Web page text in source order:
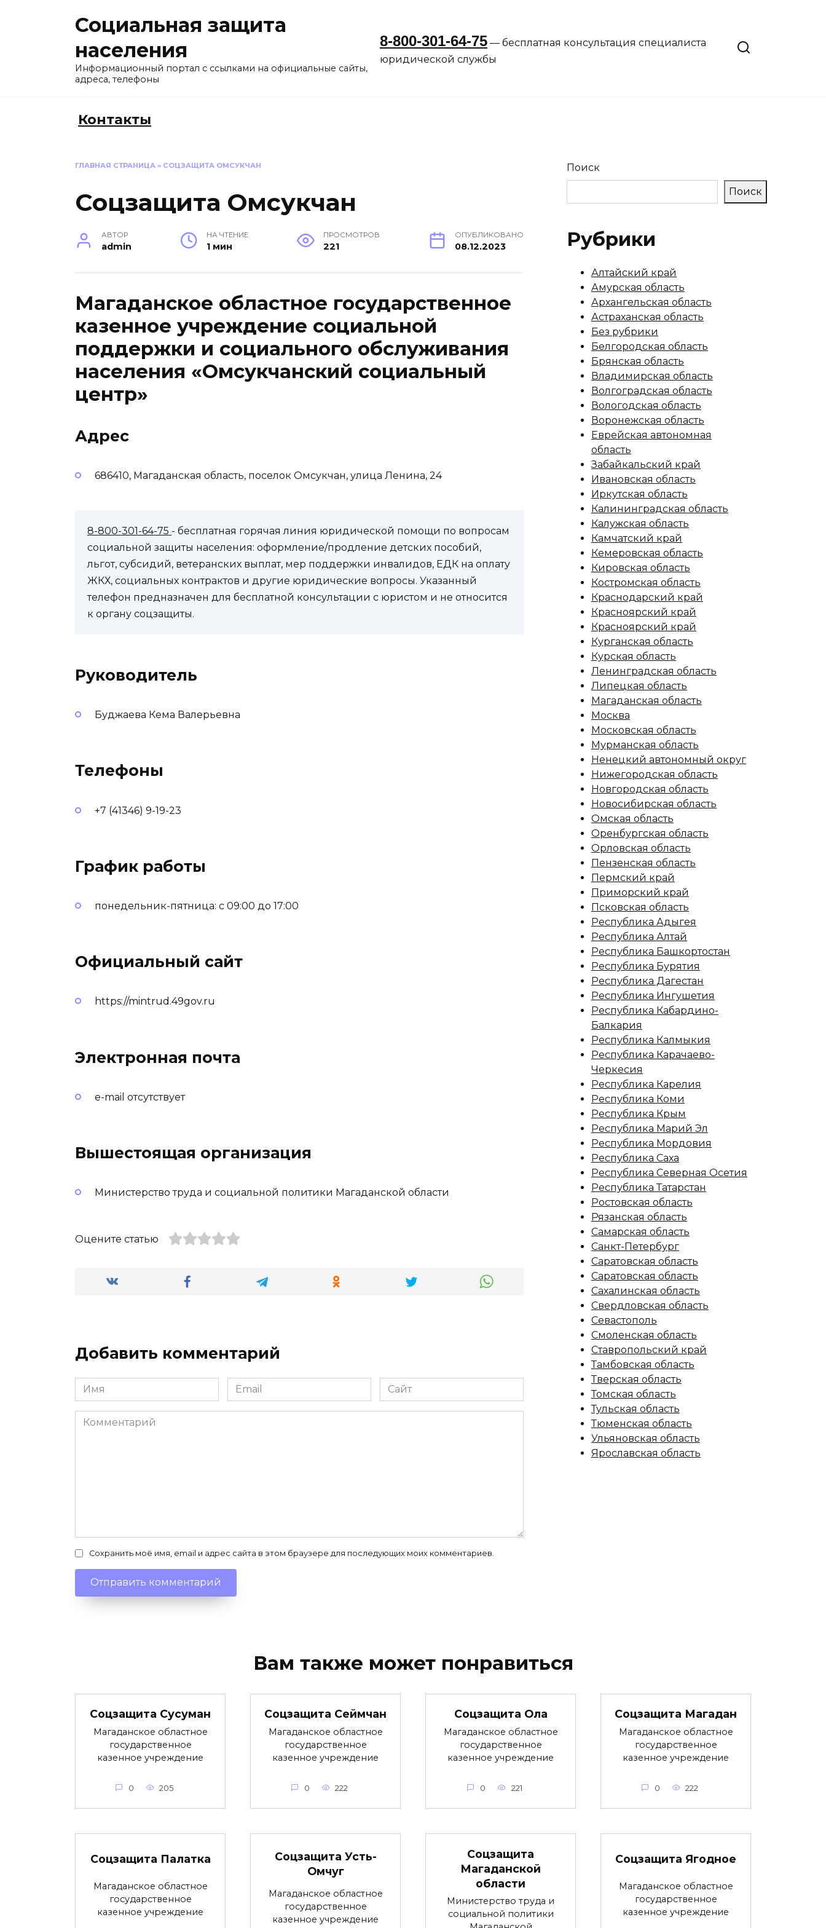
Социальная защита
населения
Информационный портал с ссылками на официальные сайты,
адреса, телефоны
8-800-301-64-75— бесплатная консультация специалиста
юридической службы
Контакты
ГЛАВНАЯ СТРАНИЦА » СОЦЗАЩИТА ОМСУКЧАН
Соцзащита Омсукчан
АВТОР
admin
НА ЧТЕНИЕ
1 мин
ПРОСМОТРОВ
221
ОПУБЛИКОВАНО
08.12.2023
Магаданское областное государственное
казенное учреждение социальной
поддержки и социального обслуживания
населения «Омсукчанский социальный
центр»
Адрес
686410, Магаданская область, поселок Омсукчан, улица Ленина, 24
8-800-301-64-75 - бесплатная горячая линия юридической помощи по вопросам
социальной защиты населения: оформление/продление детских пособий,
льгот, субсидий, ветеранских выплат, мер поддержки инвалидов, ЕДК на оплату
ЖКХ, социальных контрактов и другие юридические вопросы. Указанный
телефон предназначен для бесплатной консультации с юристом и не относится
к органу соцзащиты.
Руководитель
Буджаева Кема Валерьевна
Телефоны
+7 (41346) 9-19-23
График работы
понедельник-пятница: с 09:00 до 17:00
Официальный сайт
https://mintrud.49gov.ru
Электронная почта
e-mail отсутствует
Вышестоящая организация
Министерство труда и социальной политики Магаданской области
Оцените статью
Добавить комментарий
Имя
*
Email
*
Сайт
Комментарий
Сохранить моё имя, email и адрес сайта в этом браузере для последующих моих комментариев.
Поиск
Поиск
Рубрики
Алтайский край
Амурская область
Архангельская область
Астраханская область
Без рубрики
Белгородская область
Брянская область
Владимирская область
Волгоградская область
Вологодская область
Воронежская область
Еврейская автономная
область
Забайкальский край
Ивановская область
Иркутская область
Калининградская область
Калужская область
Камчатский край
Кемеровская область
Кировская область
Костромская область
Краснодарский край
Красноярский край
Красноярский край
Курганская область
Курская область
Ленинградская область
Липецкая область
Магаданская область
Москва
Московская область
Мурманская область
Ненецкий автономный округ
Нижегородская область
Новгородская область
Новосибирская область
Омская область
Оренбургская область
Орловская область
Пензенская область
Пермский край
Приморский край
Псковская область
Республика Адыгея
Республика Алтай
Республика Башкортостан
Республика Бурятия
Республика Дагестан
Республика Ингушетия
Республика Кабардино-
Балкария
Республика Калмыкия
Республика Карачаево-
Черкесия
Республика Карелия
Республика Коми
Республика Крым
Республика Марий Эл
Республика Мордовия
Республика Саха
Республика Северная Осетия
Республика Татарстан
Ростовская область
Рязанская область
Самарская область
Санкт-Петербург
Саратовская область
Саратовская область
Сахалинская область
Свердловская область
Севастополь
Смоленская область
Ставропольский край
Тамбовская область
Тверская область
Томская область
Тульская область
Тюменская область
Ульяновская область
Ярославская область
Вам также может понравиться
Соцзащита Сусуман
Магаданское областное
государственное
казенное учреждение
0 205
Соцзащита Сеймчан
Магаданское областное
государственное
казенное учреждение
0 222
Соцзащита Ола
Магаданское областное
государственное
казенное учреждение
0 221
Соцзащита Магадан
Магаданское областное
государственное
казенное учреждение
0 222
Соцзащита Палатка
Магаданское областное
государственное
казенное учреждение
Соцзащита Усть-
Омчуг
Магаданское областное
государственное
казенное учреждение
Соцзащита
Магаданской
области
Министерство труда и
социальной политики
Соцзащита Ягодное
Магаданское областное
государственное
казенное учреждение